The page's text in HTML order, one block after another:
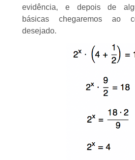
evidência, e depois de
básicas chegaremos ao
desejado.